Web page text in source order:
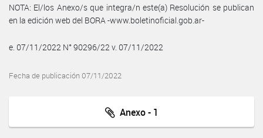
NOTA: El/los Anexo/s que integra/n este(a) Resolución se publican
en la edición web del BORA -www.boletinoficial.gob.ar-
e. 07/11/2022 N° 90296/22 v. 07/11/2022
Fecha de publicación 07/11/2022
Anexo - 1